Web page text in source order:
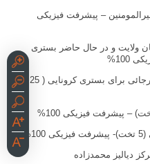
– پیشرفت فیزیکی
ولایت و در حال حاضر بستری
آماده سازی درمانگاه بیمارستان رجائی برای بستری کرونایی ( 25
دیالیز محمدزاده